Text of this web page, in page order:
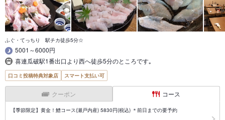
ふぐ・てっちり 駅チカ徒歩5分☆
5001～6000円
喜連瓜破駅1番出口より西へ徒歩5分のところです｡
口コミ投稿特典対象店 スマート支払い可
クーポン コース
【季節限定】黄金！鱧コース(瀬戸内産) 5830円(税込) ＊前日までの要予約